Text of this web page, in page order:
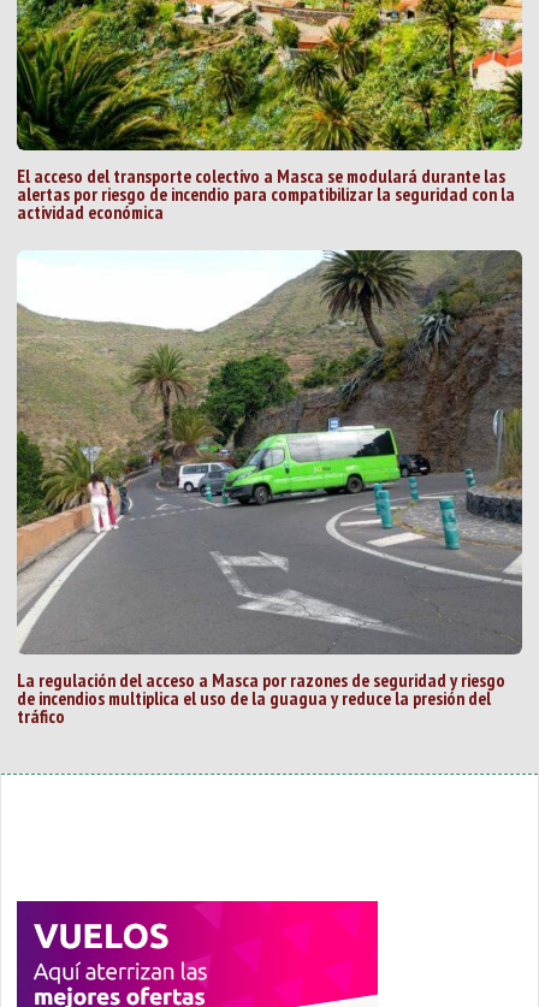
El acceso del transporte colectivo a Masca se modulará durante las
alertas por riesgo de incendio para compatibilizar la seguridad con la
actividad económica
La regulación del acceso a Masca por razones de seguridad y riesgo
de incendios multiplica el uso de la guagua y reduce la presión del
tráfico